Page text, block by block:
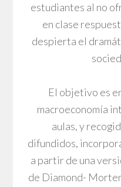
estudiantes al no
en clase
despierta el
El objetivo es
macroeconomía
aulas, y
difundidos,
a partir de una
de Diamond-